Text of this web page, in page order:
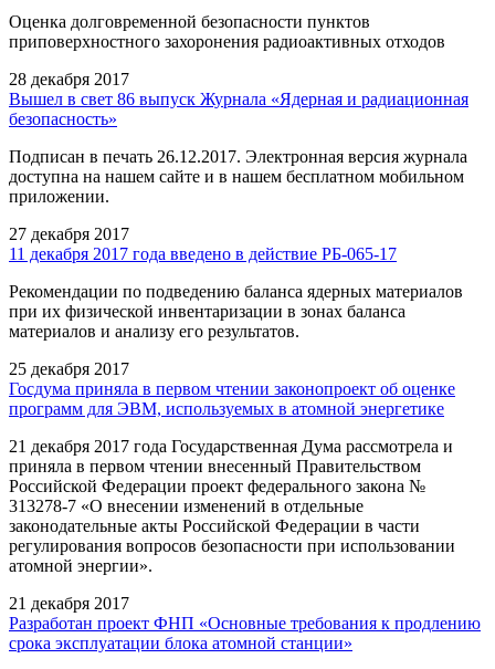
Оценка долговременной безопасности пунктов
приповерхностного захоронения радиоактивных отходов
28 декабря 2017
Вышел в свет 86 выпуск Журнала «Ядерная и радиационная
безопасность»
Подписан в печать 26.12.2017. Электронная версия журнала
доступна на нашем сайте и в нашем бесплатном мобильном
приложении.
27 декабря 2017
11 декабря 2017 года введено в действие РБ-065-17
Рекомендации по подведению баланса ядерных материалов
при их физической инвентаризации в зонах баланса
материалов и анализу его результатов.
25 декабря 2017
Госдума приняла в первом чтении законопроект об оценке
программ для ЭВМ, используемых в атомной энергетике
21 декабря 2017 года Государственная Дума рассмотрела и
приняла в первом чтении внесенный Правительством
Российской Федерации проект федерального закона №
313278-7 «О внесении изменений в отдельные
законодательные акты Российской Федерации в части
регулирования вопросов безопасности при использовании
атомной энергии».
21 декабря 2017
Разработан проект ФНП «Основные требования к продлению
срока эксплуатации блока атомной станции»